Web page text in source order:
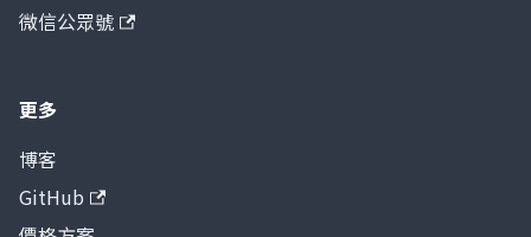
微信公眾號
更多
博客
GitHub